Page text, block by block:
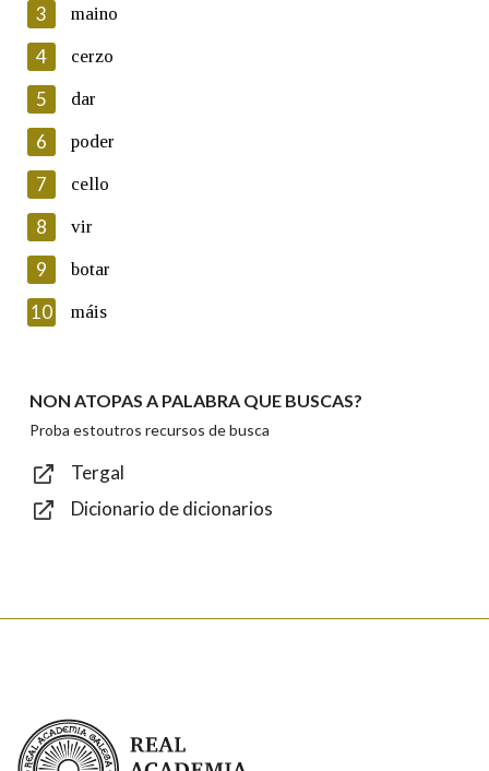
En cumprimento da normativa vixente en materia de
Protección de Datos de Carácter Persoal, a Real Academia
Galega informa a aqueles usuarios que faciliten o seu correo
electrónico, así como calquera outra información de carácter
persoal, que estes datos serán obxecto de tratamento
automatizado de carácter confidencial e incorporados aos seus
ficheiros informáticos. Así mesmo, os usuarios poderán exercer o
seu dereito de acceso, rectificación, oposición e cancelación dos
seus datos poñéndose en contacto connosco.
Lin e acepto as condicións da política de
Introduce o código que aparece na imaxe:
Texto de verificación
3 maino
4 cerzo
5 dar
6 poder
7 cello
8 vir
9 botar
10 máis
NON ATOPAS A PALABRA QUE BUSCAS?
Proba estoutros recursos de busca
Tergal
Dicionario de dicionarios
Real Academia Galega